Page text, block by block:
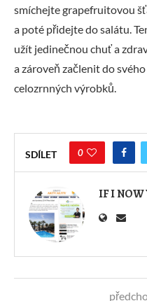
smíchejte grapefruitovou
a poté přidejte do salátu.
užít jedinečnou chuť a
a zároveň začlenit do
celozrnných výrobků.
SDÍLET 0
IF I NOW